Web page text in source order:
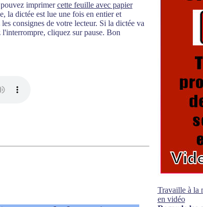
Travaille à la
en vidéo
imprimercette feuille avec papier
la dictée est lue une fois en entier et
consignes de votre lecteur. Si la dictée va
cliquez sur pause. Bon